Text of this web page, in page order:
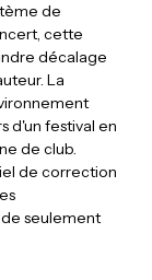
de
cette
décalage
La
d'un festival en
de club.
de correction
seulement